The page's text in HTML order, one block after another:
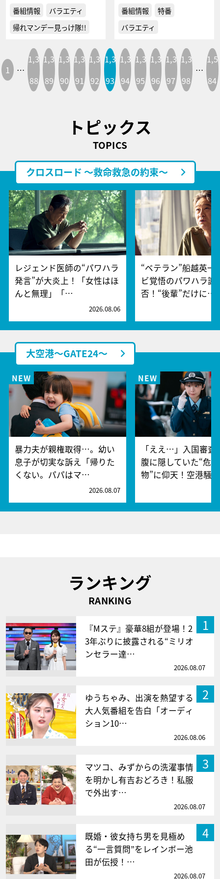
番組情報
バラエティ
帰れマンデー見っけ隊!!
番組情報
特番
バラエティ
1 …
1,3
88
1,3
89
1,3
90
1,3
91
1,3
92
1,3
93
1,3
94
1,3
95
1,3
96
1,3
97
1,3
98
…
1,5
84
トピックス
TOPICS
クロスロード ～救命救急の約束～
レジェンド医師の“パワハラ
発言”が大炎上！「女性はほ
んと無理」「…
2026.08.06
“ベテラン”船越英一
ビ覚悟のパワハラ謝
否！“後輩”だけに…
大空港～GATE24～
暴力夫が親権取得…。幼い
息子が切実な訴え「帰りた
くない。パパはマ…
2026.08.07
「ええ…」入国審査
腹に隠していた“危
物”に仰天！空港騒
ランキング
RANKING
1
『Mステ』豪華8組が登場！2
3年ぶりに披露される“ミリオ
ンセラー達…
2026.08.07
2
ゆうちゃみ、出演を熱望する
大人気番組を告白「オーディ
ション10…
2026.08.06
3
マツコ、みずからの洗濯事情
を明かし有吉おどろき！私服
で外出す…
2026.08.07
4
既婚・彼女持ち男を見極め
る“一言質問”をレインボー池
田が伝授！…
2026.08.07